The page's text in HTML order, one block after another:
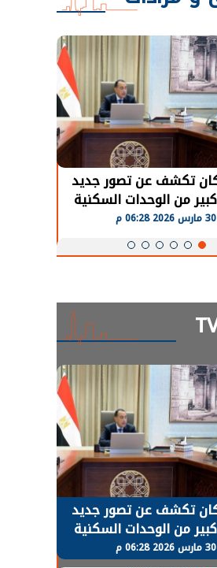
تكشف عن تصور جديد
من الوحدات السكنية
بنظام الإيجار
تكشف عن تصور جديد
من الوحدات السكنية
بنظام الإيجار